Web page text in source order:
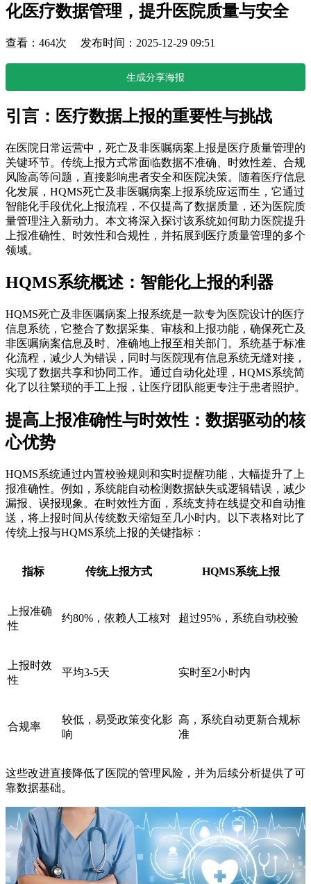
化医疗数据管理，提升医院质量与安全
查看：464次 发布时间：2025-12-29 09:51
生成分享海报
引言：医疗数据上报的重要性与挑战
在医院日常运营中，死亡及非医嘱病案上报是医疗质量管理的
关键环节。传统上报方式常面临数据不准确、时效性差、合规
风险高等问题，直接影响患者安全和医院决策。随着医疗信息
化发展，HQMS死亡及非医嘱病案上报系统应运而生，它通过
智能化手段优化上报流程，不仅提高了数据质量，还为医院质
量管理注入新动力。本文将深入探讨该系统如何助力医院提升
上报准确性、时效性和合规性，并拓展到医疗质量管理的多个
领域。
HQMS系统概述：智能化上报的利器
HQMS死亡及非医嘱病案上报系统是一款专为医院设计的医疗
信息系统，它整合了数据采集、审核和上报功能，确保死亡及
非医嘱病案信息及时、准确地上报至相关部门。系统基于标准
化流程，减少人为错误，同时与医院现有信息系统无缝对接，
实现了数据共享和协同工作。通过自动化处理，HQMS系统简
化了以往繁琐的手工上报，让医疗团队能更专注于患者照护。
提高上报准确性与时效性：数据驱动的核
心优势
HQMS系统通过内置校验规则和实时提醒功能，大幅提升了上
报准确性。例如，系统能自动检测数据缺失或逻辑错误，减少
漏报、误报现象。在时效性方面，系统支持在线提交和自动推
送，将上报时间从传统数天缩短至几小时内。以下表格对比了
传统上报与HQMS系统上报的关键指标：
指标 传统上报方式 HQMS系统上报
上报准确
性
约80%，依赖人工核对 超过95%，系统自动校验
上报时效
性
平均3-5天 实时至2小时内
合规率
较低，易受政策变化影
响
高，系统自动更新合规标
准
这些改进直接降低了医院的管理风险，并为后续分析提供了可
靠数据基础。